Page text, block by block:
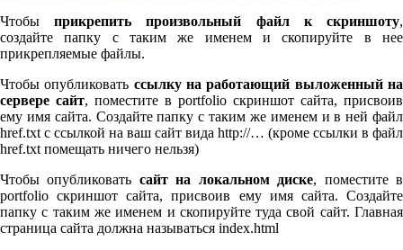
Чтобыприкрепить произвольный файл к скриншоту,
создайте папку с таким же именем и скопируйте в нее
прикрепляемые файлы.
Чтобы опубликовать ссылку на работающий выложенный на
сервере сайт, поместите в port­fo­lio скриншот сайта, присвоив
ему имя сайта. Создайте папку с таким же именем и в ней файл
href.txt с ссылкой на ваш сайт вида http://… (кроме ссылки в файл
href.txt помещать ничего нельзя)
Чтобы опубликовать сайт на локальном диске, поместите в
port­fo­lio скриншот сайта, присвоив ему имя сайта. Создайте
папку с таким же именем и скопируйте туда свой сайт. Главная
страница сайта должна называться index.html